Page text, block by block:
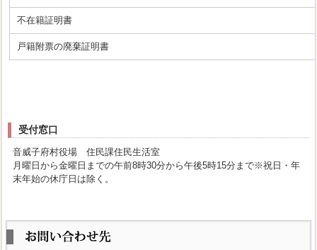
不在籍証明書
戸籍附票の廃棄証明書
受付窓口
音威子府村役場 住民課住民生活室
月曜日から金曜日までの午前8時30分から午後5時15分まで※祝日・年
末年始の休庁日は除く。